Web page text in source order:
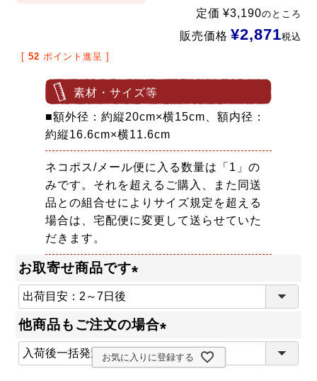
定価 ¥3,190のところ
販売価格 ¥2,871税込
[ 52 ポイント進呈 ]
素材・サイズ等
■額外径：約縦20cm×横15cm、額内径：
約縦16.6cm×横11.6cm
ネコポス/メール便に入る数量は「1」の
みです。それを超えるご購入、また同送
品との組合せによりサイズ規定を超える
場合は、宅配便に変更して送らせていた
だきます。
お取寄せ商品です
必
)
他商品もご注文の場合
(
必
お気に入りに登録する